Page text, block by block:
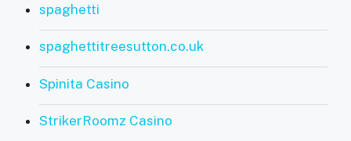
spaghetti
spaghettitreesutton.co.uk
Spinita Casino
StrikerRoomz Casino